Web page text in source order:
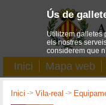
Inici Mapa web
Inici ->Vila-real ->
Ús de
Utilitzem galletes
els nostres
considerem que